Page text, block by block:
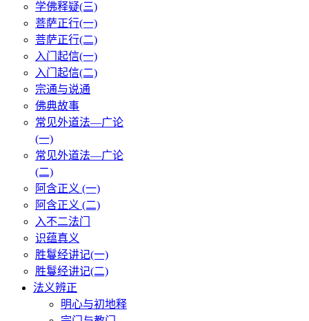
学佛释疑(三)
菩萨正行(一)
菩萨正行(二)
入门起信(一)
入门起信(二)
宗通与说通
佛典故事
常见外道法—广论
(一)
常见外道法—广论
(二)
阿含正义 (一)
阿含正义 (二)
入不二法门
识蕴真义
胜鬘经讲记(一)
胜鬘经讲记(二)
法义辨正
明心与初地释